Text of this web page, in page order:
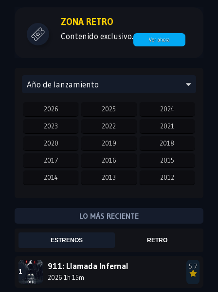
ZONA RETRO
Contenido exclusivo. Ver ahora
Año de lanzamiento
2026 2025 2024
2023 2022 2021
2020 2019 2018
2017 2016 2015
2014 2013 2012
1999 1998
1996
LO MÁS RECIENTE
ESTRENOS RETRO
911: Llamada Infernal
2026 1h 15m
5.7